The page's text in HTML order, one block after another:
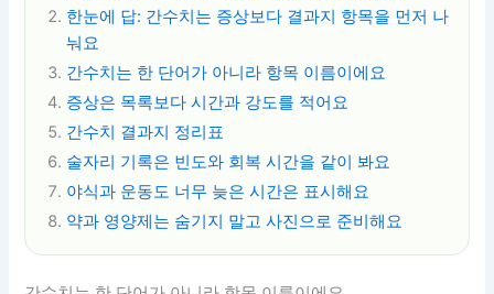
한눈에 답: 간수치는 증상보다 결과지 항목을 먼저 나
눠요
간수치는 한 단어가 아니라 항목 이름이에요
증상은 목록보다 시간과 강도를 적어요
간수치 결과지 정리표
술자리 기록은 빈도와 회복 시간을 같이 봐요
야식과 운동도 너무 늦은 시간은 표시해요
약과 영양제는 숨기지 말고 사진으로 준비해요